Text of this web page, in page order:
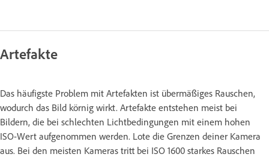
Artefakte
Das häufigste Problem mit Artefakten ist übermäßiges Rauschen,
wodurch das Bild körnig wirkt. Artefakte entstehen meist bei
Bildern, die bei schlechten Lichtbedingungen mit einem hohen
ISO-Wert aufgenommen werden. Lote die Grenzen deiner Kamera
aus. Bei den meisten Kameras tritt bei ISO 1600 starkes Rauschen